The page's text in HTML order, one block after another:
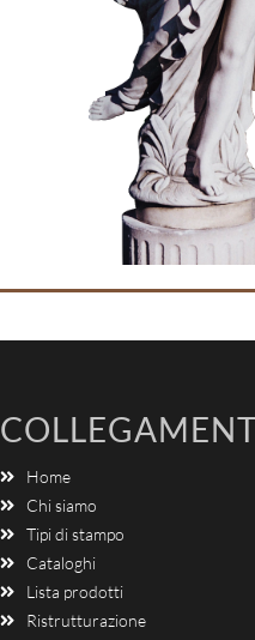
Home
Chi siamo
Tipi di stampo
Cataloghi
Lista prodotti
Ristrutturazione